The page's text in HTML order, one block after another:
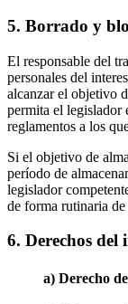
5. Borrado y
El responsable del
personales del
alcanzar el objetivo
permita el legislador
reglamentos a los
Si el objetivo de
período de
legislador
de forma rutinaria
6. Derechos del
a) Derecho